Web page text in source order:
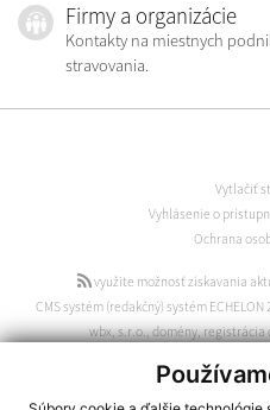
Firmy a organizácie
Kontakty na miestnych
stravovania.
Vytlačiť
Vyhlásenie o
Ochrana
využite možnosť získavania
CMS systém (redakčný) systém ECHELON
wbx, s.r.o.,domény,registrácia
webdesign